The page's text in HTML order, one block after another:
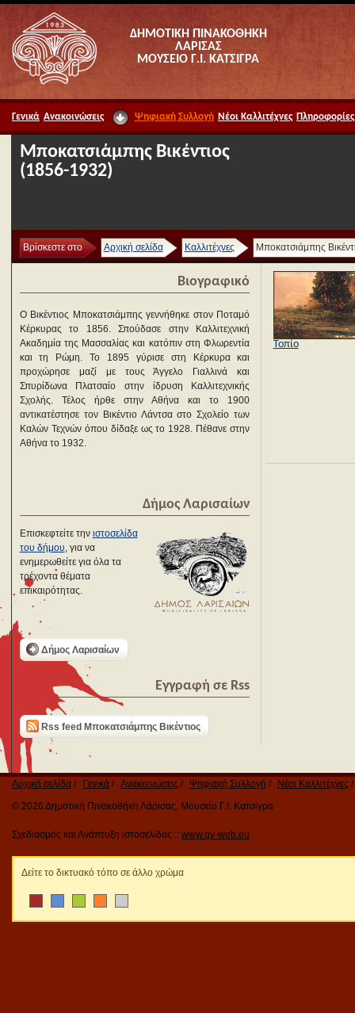
ΔΗΜΟΤΙΚΗ ΠΙΝΑΚΟΘΗΚΗ
ΛΑΡΙΣΑΣ
ΜΟΥΣΕΙΟ Γ.Ι. ΚΑΤΣΙΓΡΑ
Γενικά Ανακοινώσεις Ψηφιακή Συλλογή Νέοι Καλλιτέχνες Πληροφορίες
Μποκατσιάμπης Βικέντιος
(1856-1932)
Βρίσκεστε στο Αρχική σελίδα Καλλιτέχνες Μποκατσιάμπης
Βιογραφικό
Ο Βικέντιος Μποκατσιάμπης γεννήθηκε στον Ποταμό
Κέρκυρας το 1856. Σπούδασε στην Καλλιτεχνική
Ακαδημία της Μασσαλίας και κατόπιν στη Φλωρεντία
και τη Ρώμη. Το 1895 γύρισε στη Κέρκυρα και
προχώρησε μαζί με τους Άγγελο Γιαλλινά και
Σπυρίδωνα Πλατσαίο στην ίδρυση Καλλιτεχνικής
Σχολής. Τέλος ήρθε στην Αθήνα και το 1900
αντικατέστησε τον Βικέντιο Λάντσα στο Σχολείο των
Καλών Τεχνών όπου δίδαξε ως το 1928. Πέθανε στην
Αθήνα το 1932.
Δήμος Λαρισαίων
Επισκεφτείτε την ιστοσελίδα
του δήμου, για να
ενημερωθείτε για όλα τα
τρέχοντα θέματα
επικαιρότητας.
Δήμος Λαρισαίων
Εγγραφή σε Rss
Rss feed Μποκατσιάμπης Βικέντιος
Τοπίο
Αρχική σελίδα Γενικά Ανακοινώσεις Ψηφιακή Συλλογή
Νέοι Καλλιτέχνες
© 2026 Δημοτική Πινακοθήκη Λάρισας, Μουσείο Γ.Ι. Κατσίγρα
Σχεδιασμός και Ανάπτυξη ιστοσελίδας :: www.qv-web.eu
Δείτε το δικτυακό τόπο σε άλλο χρώμα